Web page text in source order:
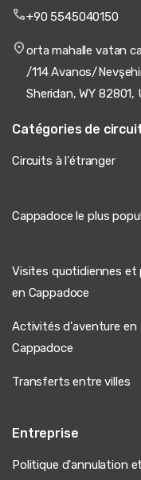
16 juillet 2025
Dewi
Cappadoce
Le chauffeur était
bagages. Van
AC
Transfert
Cappadoce
Excellent transfert !
YV
Yiannis
Cappadoce
+90 5545040150
orta mahalle vatan
/114 Avanos/
Sheridan, WY
Catégories de
Circuits à l'étranger
Cappadoce le plus
Visites quotidiennes et
en Cappadoce
Activités d'aventure en
Cappadoce
Transferts entre villes
Entreprise
Politique d'annulation